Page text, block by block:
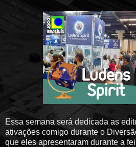
Essa semana será dedicada as
ativações comigo durante o
que eles apresentaram durante a